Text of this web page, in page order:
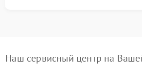
Наш сервисный центр на